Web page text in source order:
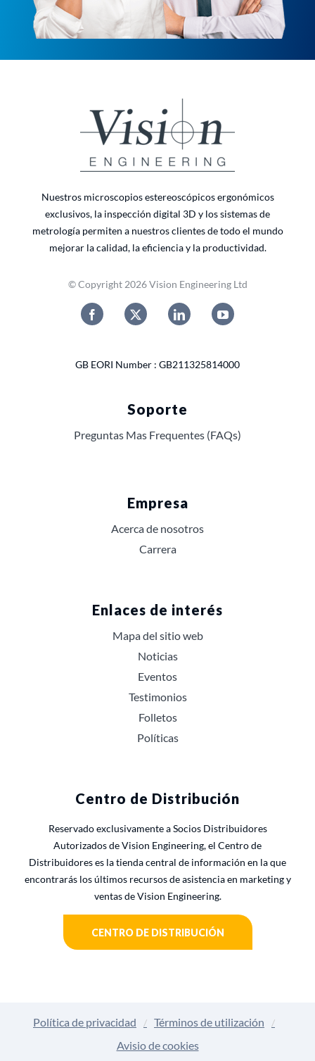
Nuestros microscopios estereoscópicos ergonómicos
exclusivos, la inspección digital 3D y los sistemas de
metrología permiten a nuestros clientes de todo el mundo
mejorar la calidad, la eficiencia y la productividad.
© Copyright 2026 Vision Engineering Ltd
GB EORI Number : GB211325814000
Soporte
Preguntas Mas Frequentes (FAQs)
Empresa
Acerca de nosotros
Carrera
Enlaces de interés
Mapa del sitio web
Noticias
Eventos
Testimonios
Folletos
Políticas
Centro de Distribución
Reservado exclusivamente a Socios Distribuidores
Autorizados de Vision Engineering, el Centro de
Distribuidores es la tienda central de información en la que
encontrarás los últimos recursos de asistencia en marketing y
ventas de Vision Engineering.
CENTRO DE DISTRIBUCIÓN
Política de privacidad
Términos de utilización
Avisio de cookies